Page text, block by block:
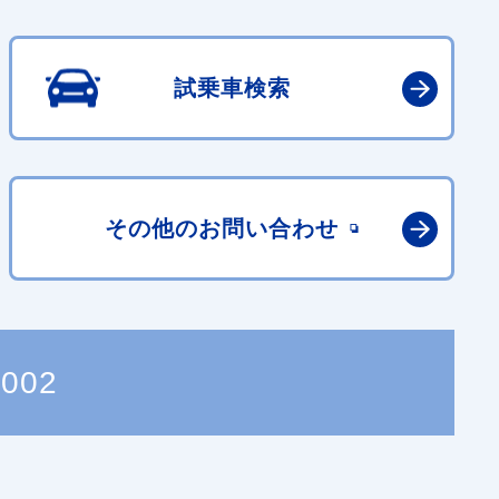
試乗車検索
その他のお問い合わせ